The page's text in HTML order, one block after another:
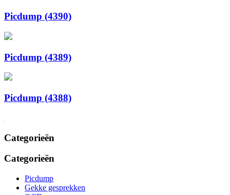
Picdump (4390)
Picdump (4389)
Picdump (4388)
Categorieën
Categorieën
Picdump
Gekke gesprekken